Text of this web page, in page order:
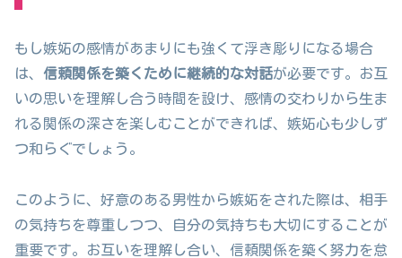
もし嫉妬の感情があまりにも強くて浮き彫りになる場合
は、 信頼関係を築くために継続的な対話が必要です。お互
いの思いを理解し合う時間を設け、感情の交わりから生ま
れる関係の深さを楽しむことができれば、嫉妬心も少しず
つ和らぐでしょう。
このように、好意のある男性から嫉妬をされた際は、相手
の気持ちを尊重しつつ、自分の気持ちも大切にすることが
重要です。お互いを理解し合い、信頼関係を築く努力を怠